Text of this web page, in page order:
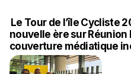
Le Tour de l’île Cycliste
nouvelle ère sur Réunion
couverture médiatique